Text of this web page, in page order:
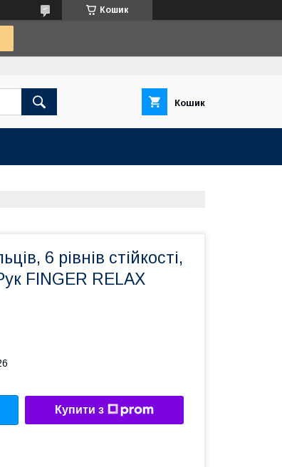
Кошик
Кошик
6 рівнів стійкості,
FINGER RELAX
Купити з